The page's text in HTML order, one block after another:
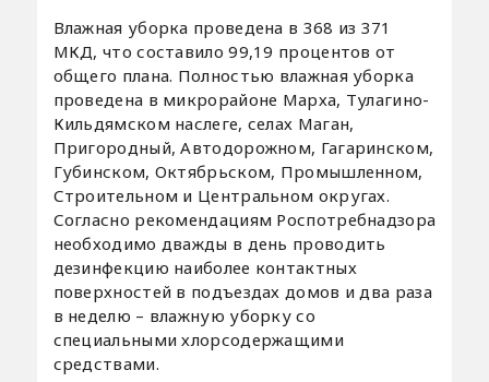
Влажная уборка проведена в 368 из 371
МКД, что составило 99,19 процентов от
общего плана. Полностью влажная уборка
проведена в микрорайоне Марха, Тулагино-
Кильдямском наслеге, селах Маган,
Пригородный, Автодорожном, Гагаринском,
Губинском, Октябрьском, Промышленном,
Строительном и Центральном округах.
Согласно рекомендациям Роспотребнадзора
необходимо дважды в день проводить
дезинфекцию наиболее контактных
поверхностей в подъездах домов и два раза
в неделю – влажную уборку со
специальными хлорсодержащими
средствами.